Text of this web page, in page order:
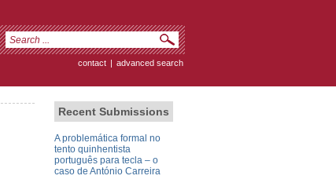
contact | advanced search
Recent Submissions
A problemática formal no
tento quinhentista
português para tecla – o
caso de António Carreira